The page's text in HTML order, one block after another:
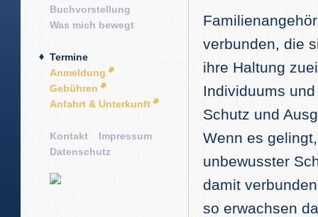
Buchvorstellung
Was mich bewegt
Termine
Anmeldung
Gebühren
Anfahrt & Unterkunft
Kontakt
Impressum
Datenschutz
verbunden, die
ihre Haltung
Individuums
Schutz und
Wenn es
unbewusster
damit
so erwachsen